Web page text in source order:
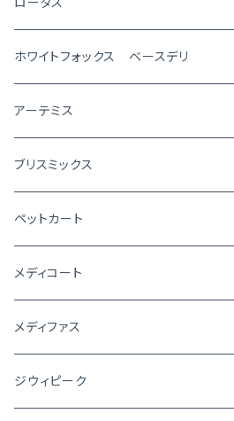
ホワイトフォックス ベースデリ
アーテミス
ブリスミックス
ペットカート
メディコート
メディファス
ジウィピーク